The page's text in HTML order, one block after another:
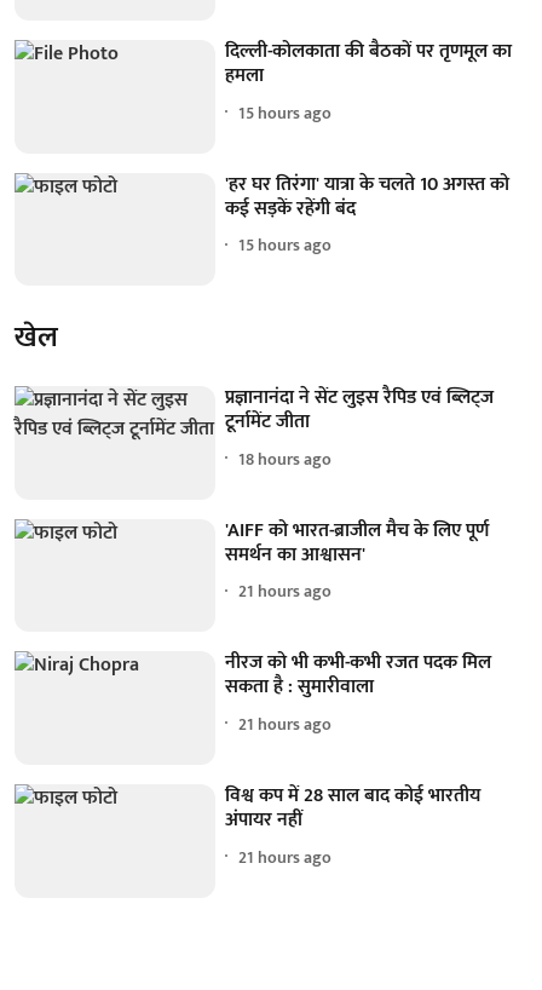
दिल्ली-कोलकाता की बैठकों पर तृणमूल का
हमला
15 hours ago
'हर घर तिरंगा' यात्रा के चलते 10 अगस्त को
कई सड़कें रहेंगी बंद
15 hours ago
खेल
प्रज्ञानानंदा ने सेंट लुइस रैपिड एवं ब्लिट्ज
टूर्नामेंट जीता
18 hours ago
'AIFF को भारत-ब्राजील मैच के लिए पूर्ण
समर्थन का आश्वासन'
21 hours ago
नीरज को भी कभी-कभी रजत पदक मिल
सकता है : सुमारीवाला
21 hours ago
विश्व कप में 28 साल बाद कोई भारतीय
अंपायर नहीं
21 hours ago